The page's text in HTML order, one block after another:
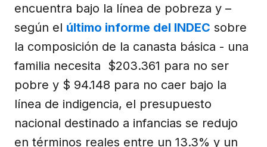
encuentra bajo la línea de pobreza y –
según el último informe del INDEC sobre
la composición de la canasta básica - una
familia necesita $203.361 para no ser
pobre y $ 94.148 para no caer bajo la
línea de indigencia, el presupuesto
nacional destinado a infancias se redujo
en términos reales entre un 13.3% y un